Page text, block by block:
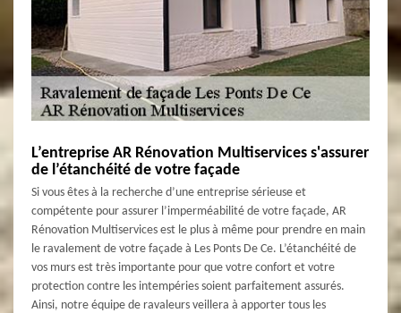
L’entreprise AR Rénovation Multiservices s'assurer
de l’étanchéité de votre façade
Si vous êtes à la recherche d’une entreprise sérieuse et
compétente pour assurer l’imperméabilité de votre façade, AR
Rénovation Multiservices est le plus à même pour prendre en main
le ravalement de votre façade à Les Ponts De Ce. L’étanchéité de
vos murs est très importante pour que votre confort et votre
protection contre les intempéries soient parfaitement assurés.
Ainsi, notre équipe de ravaleurs veillera à apporter tous les